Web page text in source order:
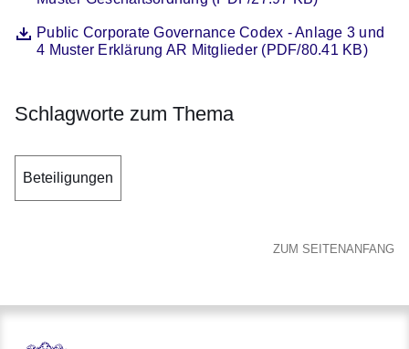
DateiPublic Corporate Governance Codex - Anlage 3 und
4 Muster Erklärung AR Mitglieder (PDF/80.41 KB)
Öffnet sich in einem neuen Fenster
Schlagworte zum Thema
Beteiligungen
ZUM SEITENANFANG